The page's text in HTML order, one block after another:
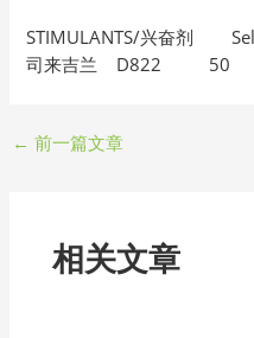
STIMULANTS/兴奋剂
司来吉兰 D822 50
← 前一篇文章
相关文章